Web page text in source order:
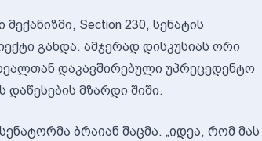
Section 230, სენატის
გახდა. ამჯერად დისკუსიას ორი
დაკავშირებული უპრეცედენტო
მზარდი შიში.
ბრაიან შაცმა. „იდეა, რომ მას